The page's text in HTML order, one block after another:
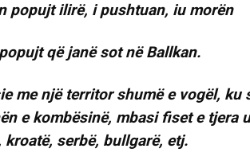
popujt ilirë, i pushtuan, iu morën
që janë sot në Ballkan.
me një territor shumë e vogël, ku
e kombësinë, mbasi fiset e tjera
serbë, bullgarë, etj.